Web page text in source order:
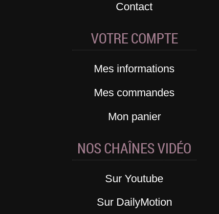
Contact
VOTRE COMPTE
Mes informations
Mes commandes
Mon panier
NOS CHAÎNES VIDÉO
Sur Youtube
Sur DailyMotion